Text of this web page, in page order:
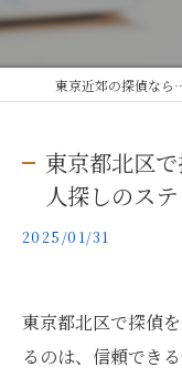
東京近郊の探偵
東京都北区
人探しのス
2025/01/31
東京都北区で探偵
るのは、信頼でき